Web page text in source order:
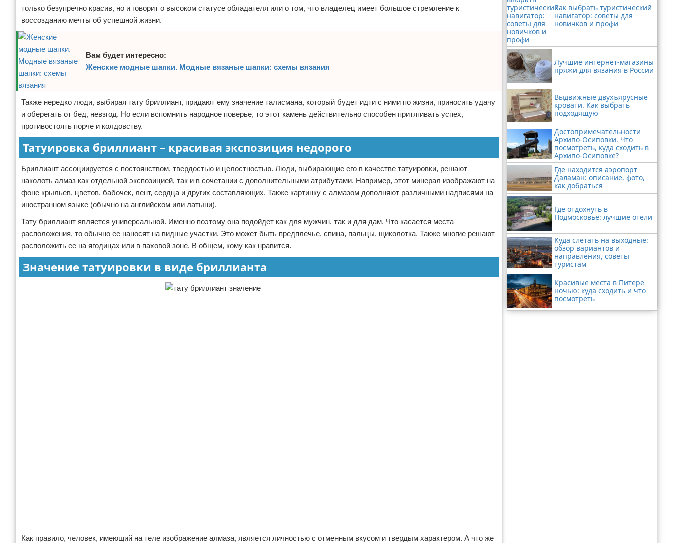
Экстримальный отдых
Разное про отдых
только безупречно красив, но и говорит о высоком статусе обладателя или о том, что владелец имеет большое стремление к
воссозданию мечты об успешной жизни.
Вам будет интересно:
Женские модные шапки. Модные вязаные шапки: схемы вязания
Также нередко люди, выбирая тату бриллиант, придают ему значение талисмана, который будет идти с ними по жизни, приносить удачу
и оберегать от бед, невзгод. Но если вспомнить народное поверье, то этот камень действительно способен притягивать успех,
противостоять порче и колдовству.
Татуировка бриллиант – красивая экспозиция недорого
Бриллиант ассоциируется с постоянством, твердостью и целостностью. Люди, выбирающие его в качестве татуировки, решают
наколоть алмаз как отдельной экспозицией, так и в сочетании с дополнительными атрибутами. Например, этот минерал изображают на
фоне крыльев, цветов, бабочек, лент, сердца и других составляющих. Также картинку с алмазом дополняют различными надписями на
иностранном языке (обычно на английском или латыни).
Тату бриллиант является универсальной. Именно поэтому она подойдет как для мужчин, так и для дам. Что касается места
расположения, то обычно ее наносят на видные участки. Это может быть предплечье, спина, пальцы, щиколотка. Также многие решают
расположить ее на ягодицах или в паховой зоне. В общем, кому как нравится.
Значение татуировки в виде бриллианта
Как правило, человек, имеющий на теле изображение алмаза, является личностью с отменным вкусом и твердым характером. А что же
Как выбрать туристический
навигатор: советы для
новичков и профи
Лучшие интернет-магазины
пряжи для вязания в России
Выдвижные двухъярусные
кровати. Как выбрать
подходящую
Достопримечательности
Архипо-Осиповки. Что
посмотреть, куда сходить в
Архипо-Осиповке?
Где находится аэропорт
Даламан: описание, фото,
как добраться
Где отдохнуть в
Подмосковье: лучшие отели
Куда слетать на выходные:
обзор вариантов и
направления, советы
туристам
Красивые места в Питере
ночью: куда сходить и что
посмотреть